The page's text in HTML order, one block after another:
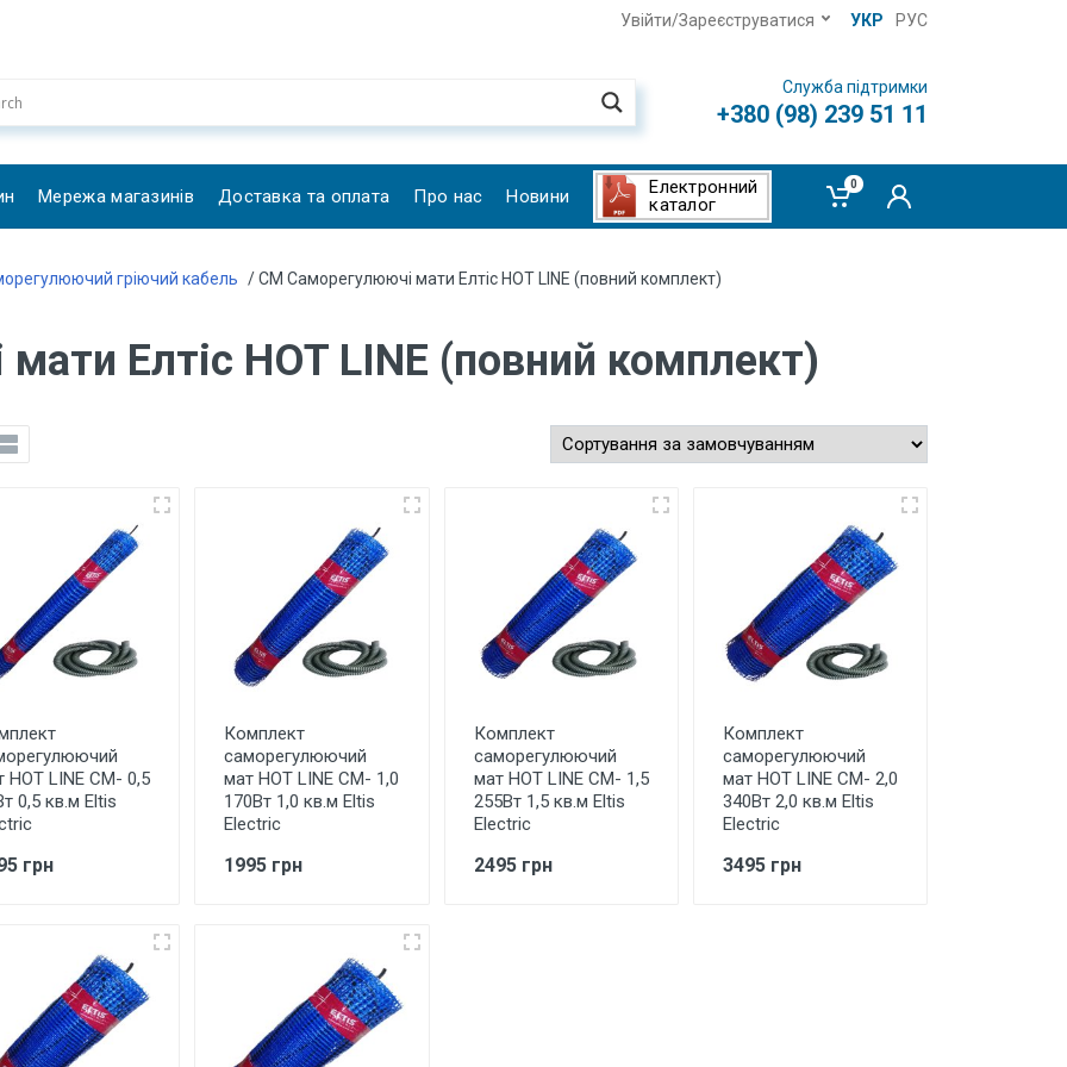
Увійти/Зареєструватися УКР РУС
Служба підтримки
+380 (98) 239 51 11
Мережа магазинів Доставка та оплата Про нас Новини
Електронний
каталог
0
гріючий кабель / СМ Саморегулюючі мати Елтіс HOT LINE (повний комплект)
Елтіс HOT LINE (повний комплект)
HOT LINE СМ- 0,5
0,5 кв.м Eltis
грн
Комплект
саморегулюючий
мат HOT LINE СМ- 1,0
170Вт 1,0 кв.м Eltis
Electric
1995 грн
Комплект
саморегулюючий
мат HOT LINE СМ- 1,5
255Вт 1,5 кв.м Eltis
Electric
2495 грн
Комплект
саморегулюючий
мат HOT LINE СМ- 2,0
340Вт 2,0 кв.м Eltis
Electric
3495 грн